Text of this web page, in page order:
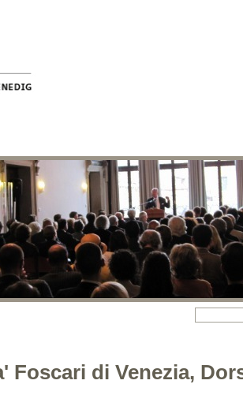
Foscari di Venezia,